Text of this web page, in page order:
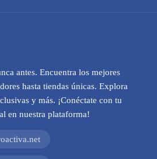
antes. Encuentra los mejores
hasta tiendas únicas. Explora
y más. ¡Conéctate con tu
en nuestra plataforma!